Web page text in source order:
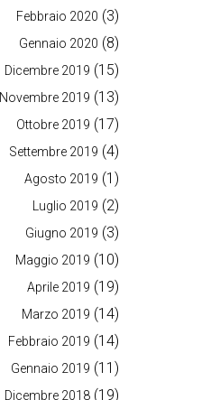
Febbraio 2020 (3)
Gennaio 2020 (8)
Dicembre 2019 (15)
Novembre 2019 (13)
Ottobre 2019 (17)
Settembre 2019 (4)
Agosto 2019 (1)
Luglio 2019 (2)
Giugno 2019 (3)
Maggio 2019 (10)
Aprile 2019 (19)
Marzo 2019 (14)
Febbraio 2019 (14)
Gennaio 2019 (11)
Dicembre 2018 (19)